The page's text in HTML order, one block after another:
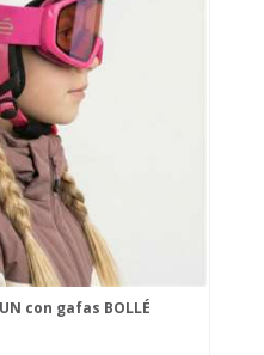
con gafas BOLLÉ